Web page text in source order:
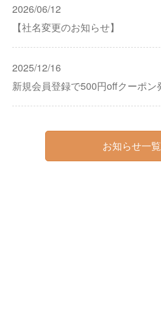
2026/06/12
【社名変更のお知らせ】
2025/12/16
新規会員登録で500円offクーポン
お知らせ一